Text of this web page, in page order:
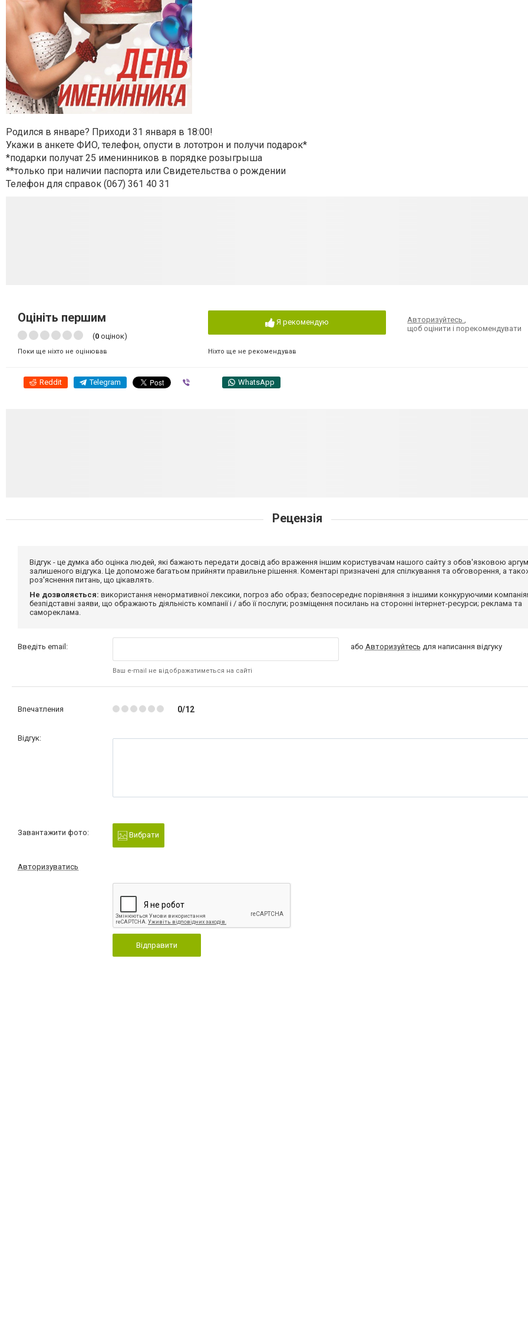
Родился в январе? Приходи 31 января в 18:00!
Укажи в анкете ФИО, телефон, опусти в лототрон и получи подарок*
*подарки получат 25 именинников в порядке розыгрыша
**только при наличии паспорта или Свидетельства о рождении
Телефон для справок (067) 361 40 31
Оцініть першим
(0 оцінок)
Поки ще ніхто не оцінював
Я рекомендую
Ніхто ще не рекомендував
Авторизуйтесь,
щоб оцінити і порекомендувати
Reddit Telegram WhatsApp
Рецензія
Відгук - це думка або оцінка людей, які бажають передати досвід або враження іншим користувачам нашого сайту з обов'язковою
залишеного відгука. Це допоможе багатьом прийняти правильне рішення. Коментарі призначені для спілкування та обговорення, а
роз'яснення питань, що цікавлять.
Не дозволяється: використання ненормативної лексики, погроз або образ; безпосереднє порівняння з іншими конкуруючими
безпідставні заяви, що ображають діяльність компанії і / або її послуги; розміщення посилань на сторонні інтернет-ресурси; реклама та
самореклама.
Введіть email:
Ваш e-mail не відображатиметься на сайті
або Авторизуйтесь для написання відгуку
Впечатления 0/12
Відгук:
Завантажити фото: Вибрати
Авторизуватись
Відправити